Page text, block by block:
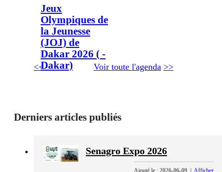
Jeux
Olympiques de
la Jeunesse
(JOJ) de
Dakar 2026 ( -
Dakar)
<< Voir toute l'agenda >>
Derniers articles publiés
Senagro Expo 2026
Ajouté le :2026-06-09 |Afficher